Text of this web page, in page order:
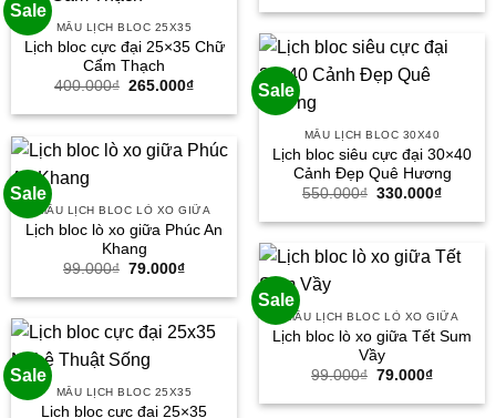
là:
tại
Sale
MẪU LỊCH BLOC 25X35
Lịch bloc cực đại 25×35 Chữ
Cẩm Thạch
400.000₫ Giá
là:
265.000₫Giá
tại
265.000₫.
Sale
MẪU LỊCH BLOC 30X40
Lịch bloc siêu cực đại 30×40
Cảnh Đẹp Quê Hương
550.000₫ Giá
là:
330.000₫Giá
tại
Sale
MẪU LỊCH BLOC LÒ XO GIỮA
Lịch bloc lò xo giữa Phúc An
Khang
99.000₫ Giá
là:
79.000₫Giá
tại
79.000₫.
Sale
MẪU LỊCH BLOC LÒ XO GIỮA
Lịch bloc lò xo giữa Tết Sum
Vầy
99.000₫ Giá
là:
79.000₫Giá
tại
Sale
MẪU LỊCH BLOC 25X35
Lịch bloc cực đại 25×35